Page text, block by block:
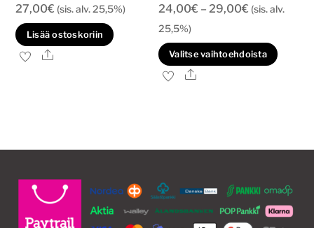
27,00€ (sis. alv. 25,5%)
Lisää ostoskoriin
Ale
24,00€ – 29,00€Hintaluokka:
-
29,00€
(sis. alv.
25,5%)
Valitse vaihtoehdoista
Ale